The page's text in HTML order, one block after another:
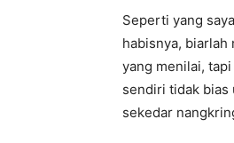
Seperti yang
habisnya, biarlah
yang menilai,
sendiri tidak bias
sekedar